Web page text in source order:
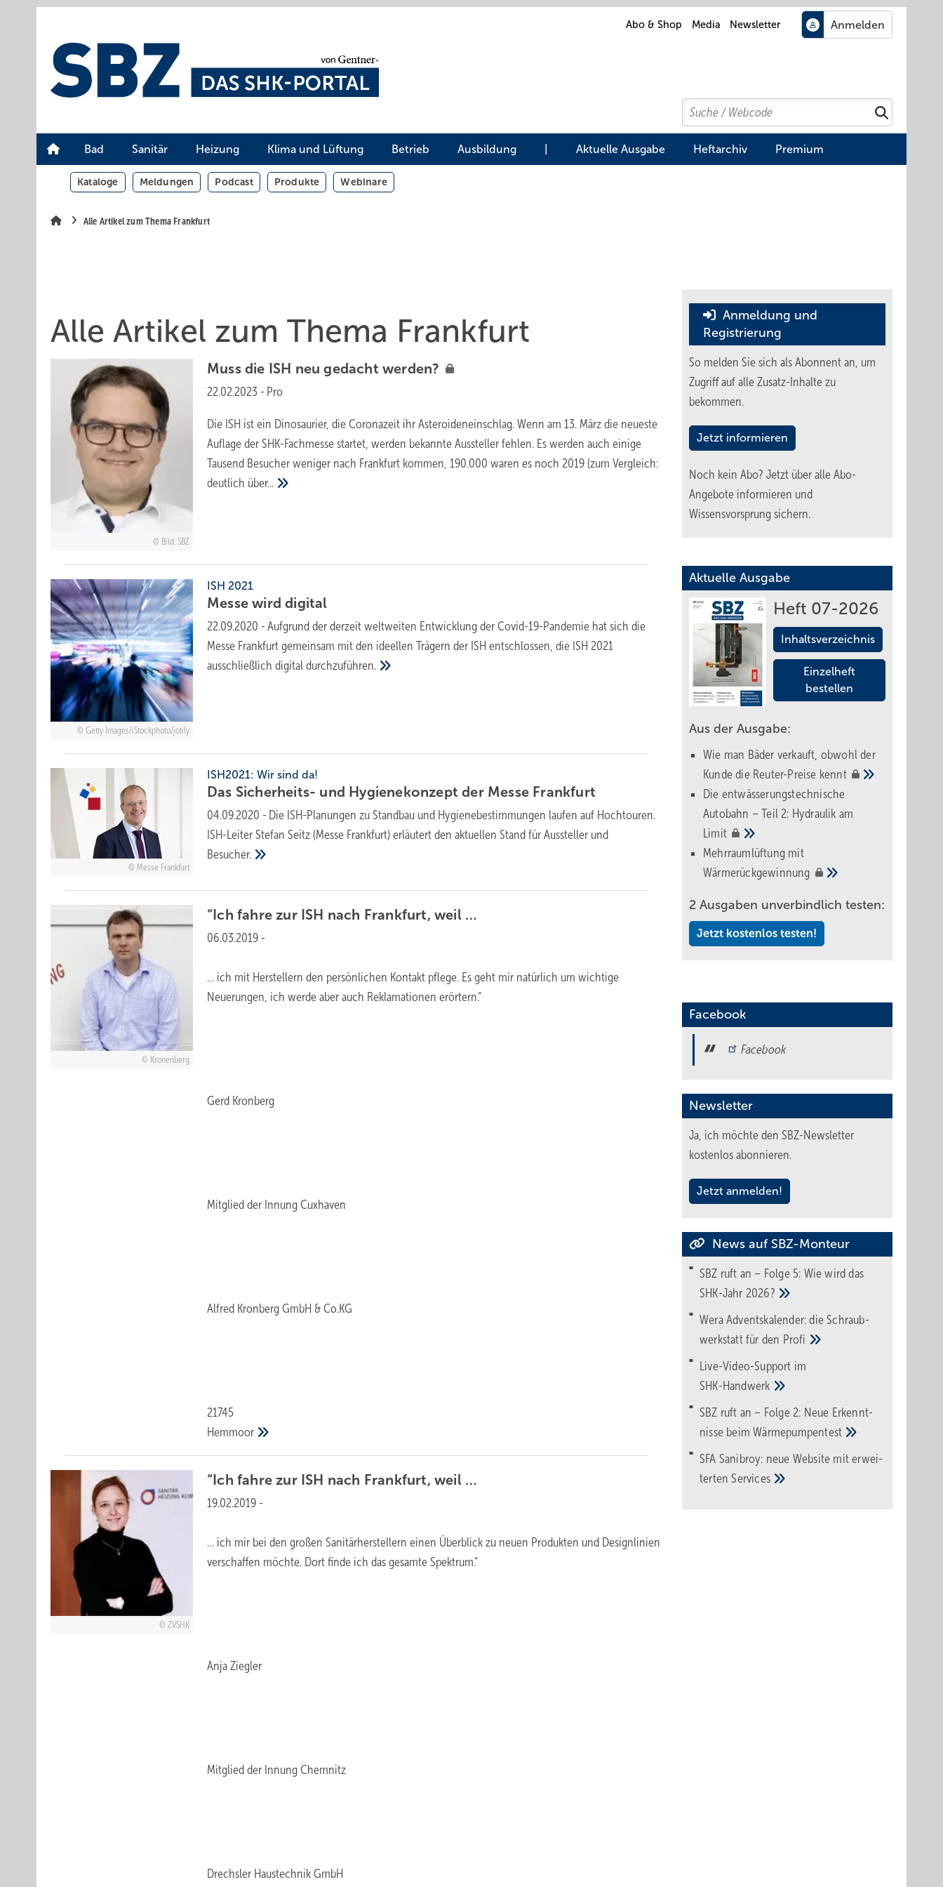
Abo & Shop Media Newsletter
Search
Suchen
Bad Sanitär Heizung Klima und Lüftung Betrieb Ausbildung Aktuelle Ausgabe Heftarchiv Premium
Kataloge Meldungen Podcast Produkte Webinare
Alle Artikel zum Thema Frankfurt
Alle Artikel zum Thema Frankfurt
Bild: SBZ
Muss die ISH neu gedachtwerden?
22.02.2023 - Pro
Die ISH ist ein Dinosaurier, die Coronazeit ihr Asteroideneinschlag. Wenn am 13. März die neueste
Auflage der SHK-Fachmesse startet, werden bekannte Aussteller fehlen. Es werden auch einige
Tausend Besucher weniger nach Frankfurt kommen, 190.000 waren es noch 2019 (zum Vergleich:
deutlich über...
Getty Images/iStockphoto/jotily
ISH 2021
Messe wirddigital
22.09.2020 - Aufgrund der derzeit weltweiten Entwicklung der Covid-19-Pandemie hat sich die
Messe Frankfurt gemeinsam mit den ideellen Trägern der ISH entschlossen, die ISH 2021
ausschließlich digitaldurchzuführen.
Messe Frankfurt
ISH2021: Wir sind da!
Das Sicherheits- und Hygienekonzept der Messe Frankfurt
04.09.2020 - Die ISH-Planungen zu Standbau und Hygienebestimmungen laufen auf Hochtouren.
ISH-Leiter Stefan Seitz (Messe Frankfurt) erläutert den aktuellen Stand für Aussteller und
Besucher.
Kronenberg
“Ich fahre zur ISH nach Frankfurt, weil …
06.03.2019 -
… ich mit Herstellern den persönlichen Kontakt pflege. Es geht mir natürlich um wichtige
Neuerungen, ich werde aber auch Reklamationen erörtern.“
Gerd Kronberg
Mitglied der Innung Cuxhaven
Alfred Kronberg GmbH & Co.KG
21745
Hemmoor
ZVSHK
“Ich fahre zur ISH nach Frankfurt, weil …
19.02.2019 -
… ich mir bei den großen Sanitärherstellern einen Überblick zu neuen Produkten und Designlinien
verschaffen möchte. Dort finde ich das gesamte Spektrum.“
Anja Ziegler
Mitglied der Innung Chemnitz
Drechsler Haustechnik GmbH
Anmeldung und
Registrierung
So melden Sie sich als Abonnent an, um
Zugriff auf alle Zusatz-Inhalte zu
bekommen.
Jetzt informieren
Noch kein Abo? Jetzt über alle Abo-
Angebote informieren und
Wissensvorsprung sichern.
Aktuelle Ausgabe
Heft 07-2026
Inhaltsverzeichnis
Einzelheft
bestellen
Aus der Ausgabe:
Wie man Bäder verkauft, obwohl der
Kunde die Reuter-Preise kennt
Die entwässerungstechnische
Autobahn – Teil 2: Hydraulik am
Limit
Mehrraumlüftung mit
Wärmerückgewinnung
2 Ausgaben unverbindlich testen:
Jetzt kostenlos testen!
Facebook
Facebook
Newsletter
Ja, ich möchte den SBZ-Newsletter
kostenlos abonnieren.
Jetzt anmelden!
News auf SBZ-Monteur
SBZ ruft an – Folge 5: Wie wird das
SHK-Jahr 2026?
Wera Adventskalender: die Schraub­
werk­statt für den Pro­fi
Live-Video-Support im
SHK-Handwerk
SBZ ruft an – Folge 2: Neue Erkennt­
nisse beimWärme­pumpen­test
SFA Sanibroy: neue Web­site mit erwei­
tertenServices